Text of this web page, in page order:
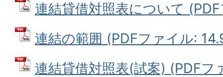
連結貸借対照表について
連結の範囲 (PDFファイル:
連結貸借対照表(試案) (PDFフ